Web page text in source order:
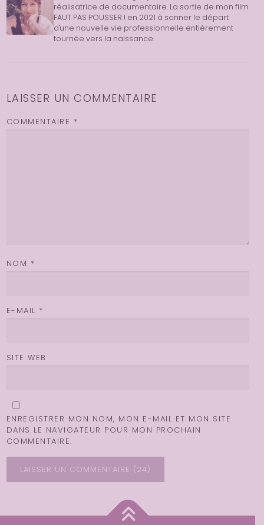
réalisatrice de documentaire. La sortie de mon film
FAUT PAS POUSSER ! en 2021 à sonner le départ
d'une nouvelle vie professionnelle entièrement
tournée vers la naissance.
LAISSER UN COMMENTAIRE
COMMENTAIRE *
NOM *
E-MAIL *
SITE WEB
ENREGISTRER MON NOM, MON E-MAIL ET MON SITE
DANS LE NAVIGATEUR POUR MON PROCHAIN
COMMENTAIRE.